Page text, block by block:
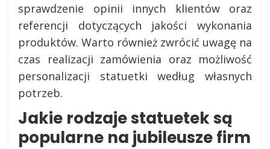
sprawdzenie opinii innych klientów oraz
referencji dotyczących jakości wykonania
produktów. Warto również zwrócić uwagę na
czas realizacji zamówienia oraz możliwość
personalizacji statuetki według własnych
potrzeb.
Jakie rodzaje statuetek są
popularne na jubileusze firm